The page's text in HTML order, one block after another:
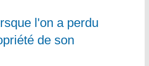
l'on a perdu
de son